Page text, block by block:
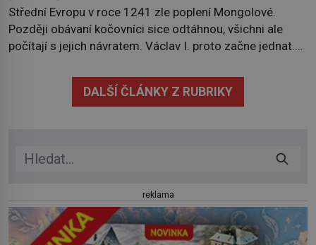
Střední Evropu v roce 1241 zle poplení Mongolové.
Později obávaní kočovníci sice odtáhnou, všichni ale
počítají s jejich návratem. Václav I. proto začne jednat.
pečlivě připravit! Český král Václav I. (1205–1253)
přijme opatření, která mají posílit obranu jeho království.
DALŠÍ ČLÁNKY Z RUBRIKY
reklama